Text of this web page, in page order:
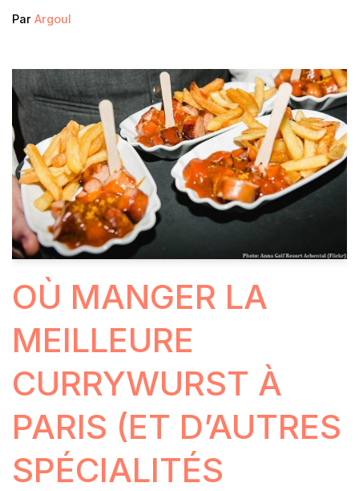
Par Argoul
OÙ MANGER LA
MEILLEURE
CURRYWURST À
PARIS (ET D’AUTRES
SPÉCIALITÉS